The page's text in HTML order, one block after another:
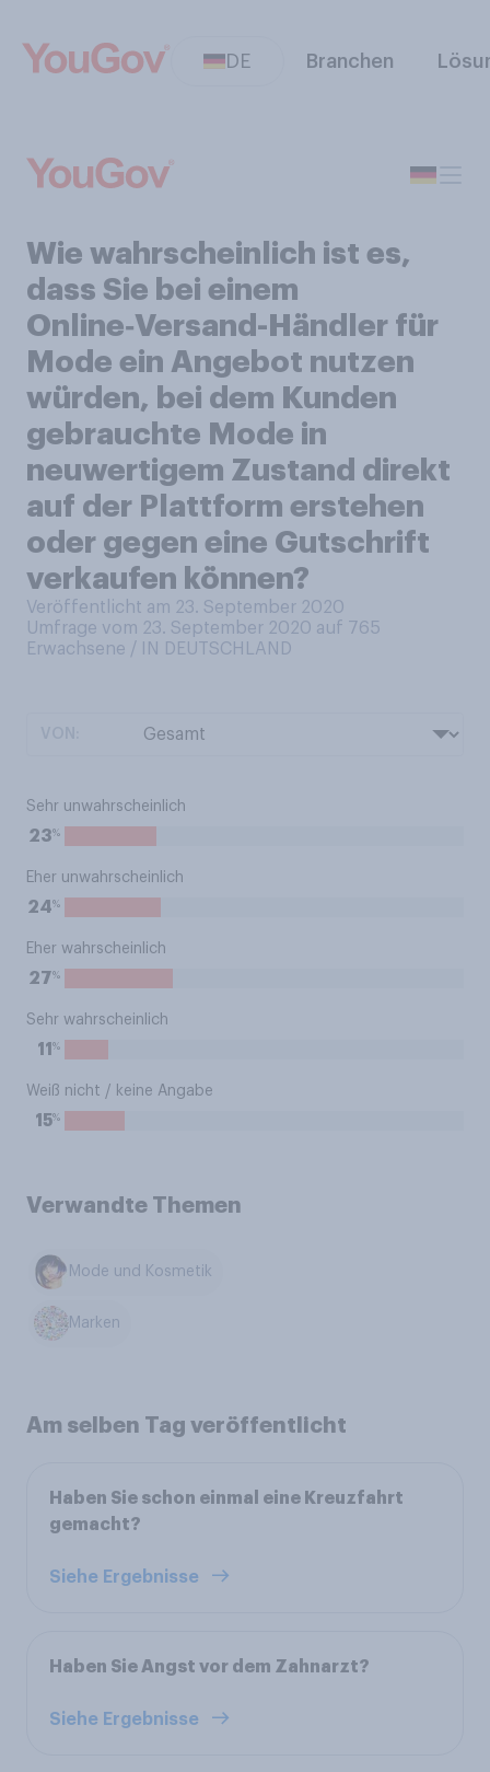
DE Branchen
Wie wahrscheinlich ist es,
dass Sie bei einem
Online‑Versand-Händler für
Mode ein Angebot nutzen
würden, bei dem Kunden
gebrauchte Mode in
neuwertigem Zustand direkt
auf der Plattform erstehen
oder gegen eine Gutschrift
verkaufen können?
Veröffentlicht am 23. September 2020
Umfrage vom 23. September 2020 auf 765
Erwachsene / IN DEUTSCHLAND
Sehr unwahrscheinlich
23%
Eher unwahrscheinlich
24%
Eher wahrscheinlich
27%
Sehr wahrscheinlich
11 %
Weiß nicht / keine Angabe
15%
Verwandte Themen
Mode und Kosmetik
Marken
Am selben Tag veröffentlicht
Haben Sie schon einmal eine Kreuzfahrt
gemacht?
Siehe Ergebnisse
Haben Sie Angst vor dem Zahnarzt?
Siehe Ergebnisse